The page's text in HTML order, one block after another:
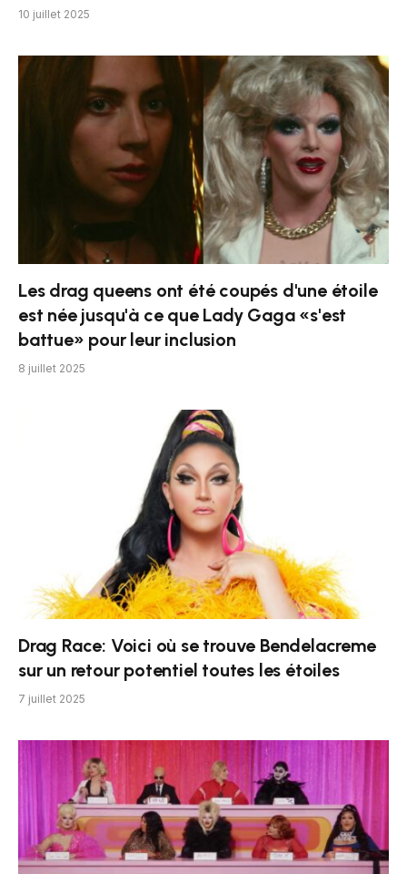
10 juillet 2025
Les drag queens ont été coupés d'une étoile
est née jusqu'à ce que Lady Gaga «s'est
battue» pour leur inclusion
8 juillet 2025
Drag Race: Voici où se trouve Bendelacreme
sur un retour potentiel toutes les étoiles
7 juillet 2025